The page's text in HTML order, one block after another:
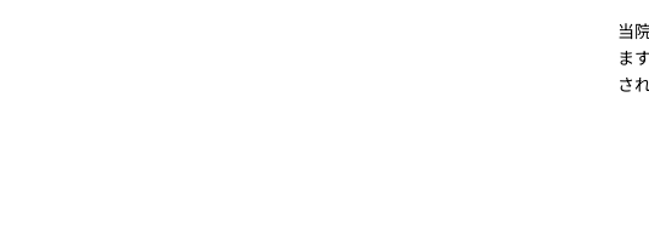
当
ま
さ